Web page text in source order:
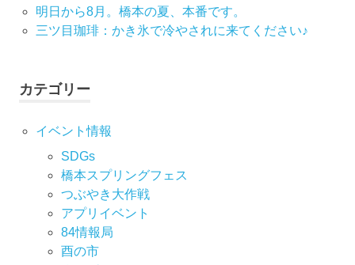
明日から8月。橋本の夏、本番です。
三ツ目珈琲：かき氷で冷やされに来てください♪
カテゴリー
イベント情報
SDGs
橋本スプリングフェス
つぶやき大作戦
アプリイベント
84情報局
酉の市